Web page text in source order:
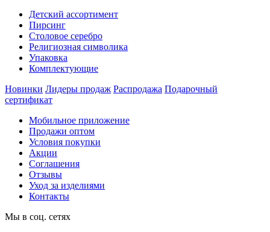
Детский ассортимент
Пирсинг
Столовое серебро
Религиозная символика
Упаковка
Комплектующие
Новинки Лидеры продаж Распродажа Подарочный
сертификат
Мобильное приложение
Продажи оптом
Условия покупки
Акции
Соглашения
Отзывы
Уход за изделиями
Контакты
Мы в соц. сетях